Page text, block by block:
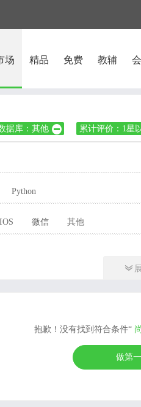
场 精品 免费 教辅
据库：其他  累计评价：1星
Python
IOS 微信 其他

抱歉！没有找到符合条件“
做第